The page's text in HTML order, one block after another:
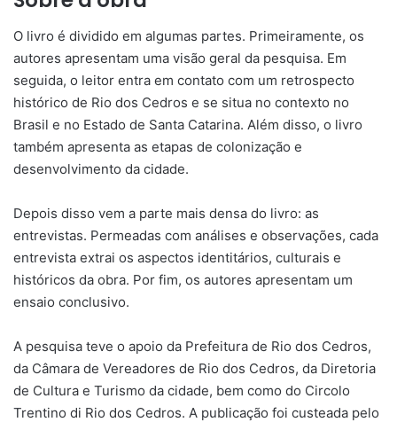
O livro é dividido em algumas partes. Primeiramente, os
autores apresentam uma visão geral da pesquisa. Em
seguida, o leitor entra em contato com um retrospecto
histórico de Rio dos Cedros e se situa no contexto no
Brasil e no Estado de Santa Catarina. Além disso, o livro
também apresenta as etapas de colonização e
desenvolvimento da cidade.
Depois disso vem a parte mais densa do livro: as
entrevistas. Permeadas com análises e observações, cada
entrevista extrai os aspectos identitários, culturais e
históricos da obra. Por fim, os autores apresentam um
ensaio conclusivo.
A pesquisa teve o apoio da Prefeitura de Rio dos Cedros,
da Câmara de Vereadores de Rio dos Cedros, da Diretoria
de Cultura e Turismo da cidade, bem como do Circolo
Trentino di Rio dos Cedros. A publicação foi custeada pelo